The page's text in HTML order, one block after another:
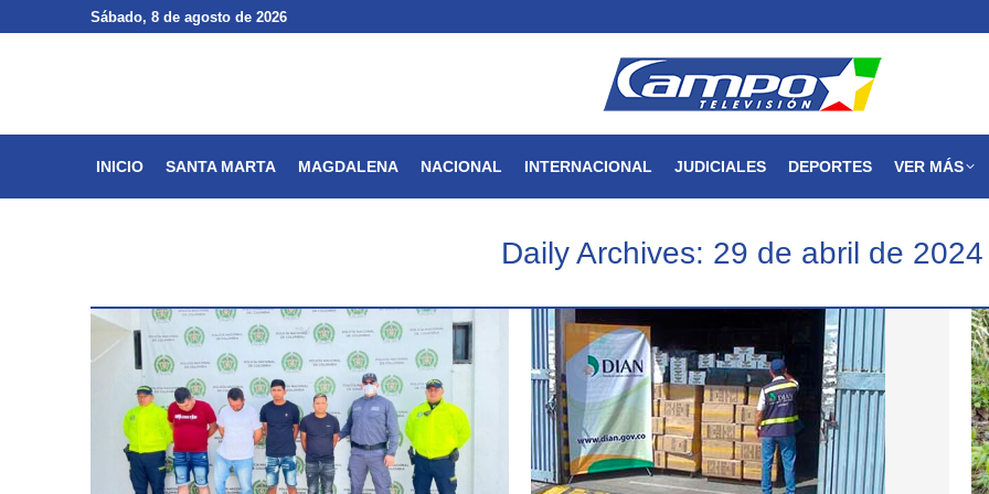
Sábado, 8 de agosto de 2026
INICIO SANTA MARTA MAGDALENA NACIONAL INTERNACIONAL JUDICIALES DEPORTES VER MÁS
Daily Archives: 29 de abril de 2024
Sábado, 8 de agosto de 2026
NACIONAL INTERNACIONAL